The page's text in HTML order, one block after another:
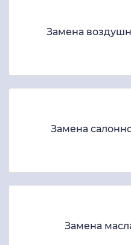
Замена
Замена
Замена